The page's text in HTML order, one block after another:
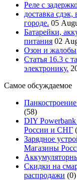
Реле с
доставка
городе. 05
Батарейки,
питания 02
Озон и жалобы
Статья 16.3 с
электронику.
Самое обсуждаемое
(58)
DIY Powerbank
России и СНГ (
Зарядное
Магазины
Скидки на
распродажи (0)